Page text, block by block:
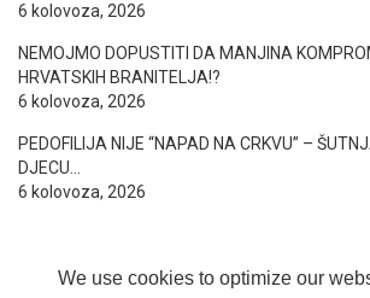
We use cookies to optimize our
6 kolovoza, 2026
NEMOJMO DOPUSTITI DA MANJINA
HRVATSKIH BRANITELJA!?
6 kolovoza, 2026
PEDOFILIJA NIJE “NAPAD NA CRKVU” –
DJECU…
6 kolovoza, 2026